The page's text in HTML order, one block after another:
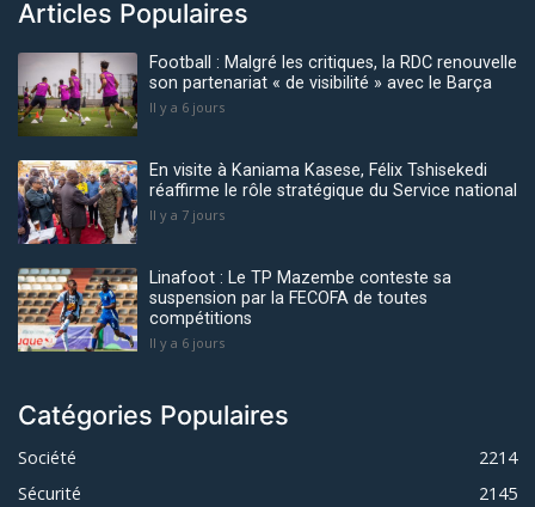
Articles Populaires
Football : Malgré les critiques, la RDC renouvelle
son partenariat « de visibilité » avec le Barça
Il y a 6 jours
En visite à Kaniama Kasese, Félix Tshisekedi
réaffirme le rôle stratégique du Service national
Il y a 7 jours
Linafoot : Le TP Mazembe conteste sa
suspension par la FECOFA de toutes
compétitions
Il y a 6 jours
Catégories Populaires
Société
2214
Sécurité
2145